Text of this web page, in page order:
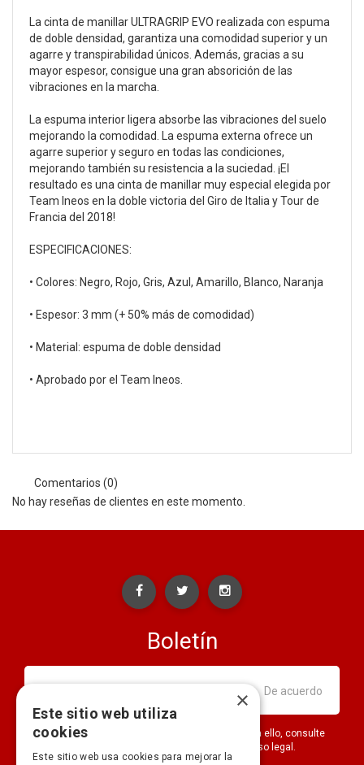
La cinta de manillar ULTRAGRIP EVO realizada con espuma
de doble densidad, garantiza una comodidad superior y un
agarre y transpirabilidad únicos. Además, gracias a su
mayor espesor, consigue una gran absorición de las
vibraciones en la marcha.
La espuma interior ligera absorbe las vibraciones del suelo
mejorando la comodidad. La espuma externa ofrece un
agarre superior y seguro en todas las condiciones,
mejorando también su resistencia a la suciedad. ¡El
resultado es una cinta de manillar muy especial elegida por
Team Ineos en la doble victoria del Giro de Italia y Tour de
Francia del 2018!
ESPECIFICACIONES:
• Colores: Negro, Rojo, Gris, Azul, Amarillo, Blanco, Naranja
• Espesor: 3 mm (+ 50% más de comodidad)
• Material: espuma de doble densidad
• Aprobado por el Team Ineos.
Comentarios (0)
No hay reseñas de clientes en este momento.
Boletín
Puede darse de baja en cualquier momento. Para ello, consulte
nuestra información de contacto en el aviso legal.
×
Este sitio web utiliza
cookies
Este sitio web usa cookies para mejorar la